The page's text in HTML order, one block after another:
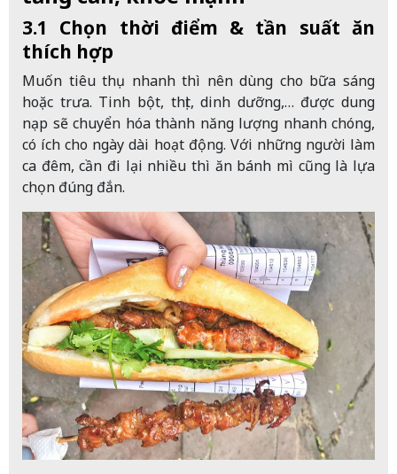
3.1 Chọn thời điểm & tần suất ăn
thích hợp
Muốn tiêu thụ nhanh thì nên dùng cho bữa sáng
hoặc trưa. Tinh bột, thịt, dinh dưỡng,… được dung
nạp sẽ chuyển hóa thành năng lượng nhanh chóng,
có ích cho ngày dài hoạt động. Với những người làm
ca đêm, cần đi lại nhiều thì ăn bánh mì cũng là lựa
chọn đúng đắn.